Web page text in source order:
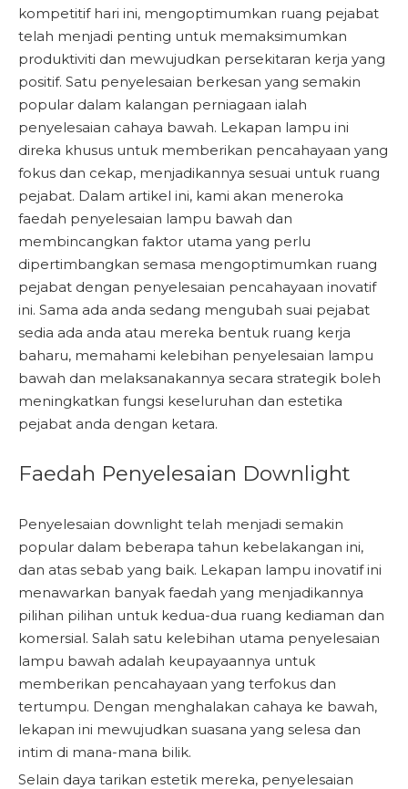
kompetitif hari ini, mengoptimumkan ruang pejabat
telah menjadi penting untuk memaksimumkan
produktiviti dan mewujudkan persekitaran kerja yang
positif. Satu penyelesaian berkesan yang semakin
popular dalam kalangan perniagaan ialah
penyelesaian cahaya bawah. Lekapan lampu ini
direka khusus untuk memberikan pencahayaan yang
fokus dan cekap, menjadikannya sesuai untuk ruang
pejabat. Dalam artikel ini, kami akan meneroka
faedah penyelesaian lampu bawah dan
membincangkan faktor utama yang perlu
dipertimbangkan semasa mengoptimumkan ruang
pejabat dengan penyelesaian pencahayaan inovatif
ini. Sama ada anda sedang mengubah suai pejabat
sedia ada anda atau mereka bentuk ruang kerja
baharu, memahami kelebihan penyelesaian lampu
bawah dan melaksanakannya secara strategik boleh
meningkatkan fungsi keseluruhan dan estetika
pejabat anda dengan ketara.
Faedah Penyelesaian Downlight
Penyelesaian downlight telah menjadi semakin
popular dalam beberapa tahun kebelakangan ini,
dan atas sebab yang baik. Lekapan lampu inovatif ini
menawarkan banyak faedah yang menjadikannya
pilihan pilihan untuk kedua-dua ruang kediaman dan
komersial. Salah satu kelebihan utama penyelesaian
lampu bawah adalah keupayaannya untuk
memberikan pencahayaan yang terfokus dan
tertumpu. Dengan menghalakan cahaya ke bawah,
lekapan ini mewujudkan suasana yang selesa dan
intim di mana-mana bilik.
Selain daya tarikan estetik mereka, penyelesaian